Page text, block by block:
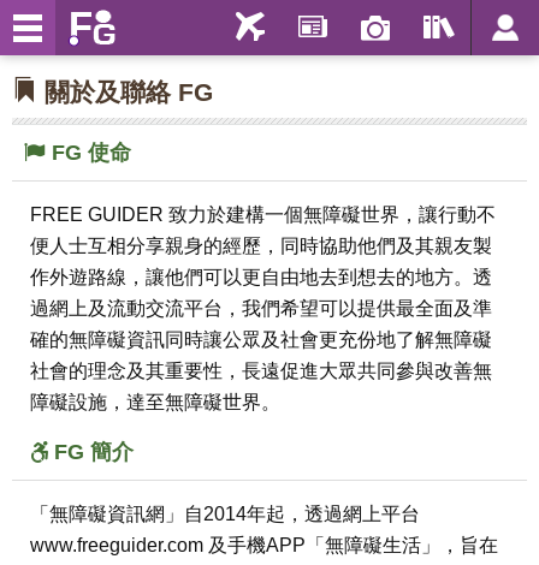
關於及聯絡 FG
FG 使命
FREE GUIDER 致力於建構一個無障礙世界，讓行動不
便人士互相分享親身的經歷，同時協助他們及其親友製
作外遊路線，讓他們可以更自由地去到想去的地方。透
過網上及流動交流平台，我們希望可以提供最全面及準
確的無障礙資訊同時讓公眾及社會更充份地了解無障礙
社會的理念及其重要性，長遠促進大眾共同參與改善無
障礙設施，達至無障礙世界。
FG 簡介
「無障礙資訊網」自2014年起，透過網上平台
www.freeguider.com 及手機APP「無障礙生活」，旨在